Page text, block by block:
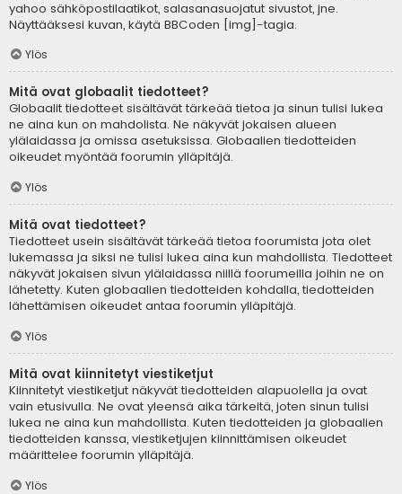
yahoo sähköpostilaatikot, salasanasuojatut sivustot, jne.
Näyttääksesi kuvan, käytä BBCoden [img]-tagia.
Ylös
Mitä ovat globaalit tiedotteet?
Globaalit tiedotteet sisältävät tärkeää tietoa ja sinun tulisi lukea
ne aina kun on mahdolista. Ne näkyvät jokaisen alueen
ylälaidassa ja omissa asetuksissa. Globaalien tiedotteiden
oikeudet myöntää foorumin ylläpitäjä.
Ylös
Mitä ovat tiedotteet?
Tiedotteet usein sisältävät tärkeää tietoa foorumista jota olet
lukemassa ja siksi ne tulisi lukea aina kun mahdollista. Tiedotteet
näkyvät jokaisen sivun ylälaidassa niillä foorumeilla joihin ne on
lähetetty. Kuten globaalien tiedotteiden kohdalla, tiedotteiden
lähettämisen oikeudet antaa foorumin ylläpitäjä.
Ylös
Mitä ovat kiinnitetyt viestiketjut
Kiinnitetyt viestiketjut näkyvät tiedotteiden alapuolella ja ovat
vain etusivulla. Ne ovat yleensä aika tärkeitä, joten sinun tulisi
lukea ne aina kun mahdollista. Kuten tiedotteiden ja globaalien
tiedotteiden kanssa, viestiketjujen kiinnittämisen oikeudet
määrittelee foorumin ylläpitäjä.
Ylös